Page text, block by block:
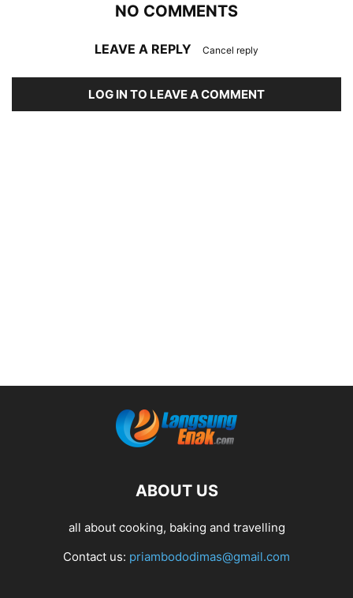
NO COMMENTS
LEAVE A REPLY Cancel reply
LOG IN TO LEAVE A COMMENT
ABOUT US
all about cooking, baking and travelling
Contact us: priambododimas@gmail.com